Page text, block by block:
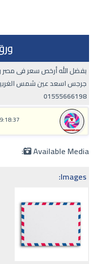
جرجس اسعد عين شمس
01555666198
Available Media:
Images: